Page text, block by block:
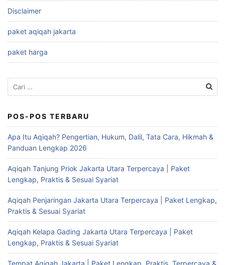
Disclaimer
paket aqiqah jakarta
paket harga
Cari
untuk:
POS-POS TERBARU
Apa Itu Aqiqah? Pengertian, Hukum, Dalil, Tata Cara, Hikmah &
Panduan Lengkap 2026
Aqiqah Tanjung Priok Jakarta Utara Terpercaya | Paket
Lengkap, Praktis & Sesuai Syariat
Aqiqah Penjaringan Jakarta Utara Terpercaya | Paket Lengkap,
Praktis & Sesuai Syariat
Aqiqah Kelapa Gading Jakarta Utara Terpercaya | Paket
Lengkap, Praktis & Sesuai Syariat
Tempat Aqiqah Jakarta | Paket Lengkap, Praktis, Terpercaya &